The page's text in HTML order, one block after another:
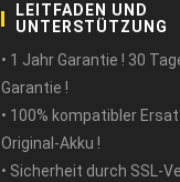
LEITFADEN UND
UNTERSTÜTZUNG
• 1 Jahr Garantie ! 30
Garantie !
• 100% kompatibler
Original-Akku !
• Sicherheit durch SSL-